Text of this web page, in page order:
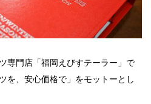
専門店「福岡えびすテーラー」で
を、安心価格で」をモットーとし